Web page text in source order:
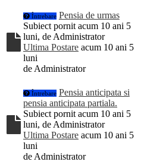
Întrebare Pensia de urmas
Subiect pornit acum 10 ani 5
luni, de Administrator
Ultima Postare acum 10 ani 5
luni
de Administrator
Întrebare Pensia anticipata si
pensia anticipata partiala.
Subiect pornit acum 10 ani 5
luni, de Administrator
Ultima Postare acum 10 ani 5
luni
de Administrator